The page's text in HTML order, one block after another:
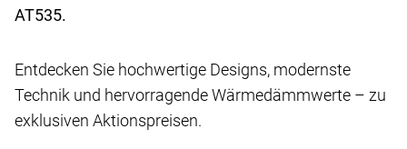
AT535.
Entdecken Sie hochwertige Designs, modernste
Technik und hervorragende Wärmedämmwerte – zu
exklusiven Aktionspreisen.